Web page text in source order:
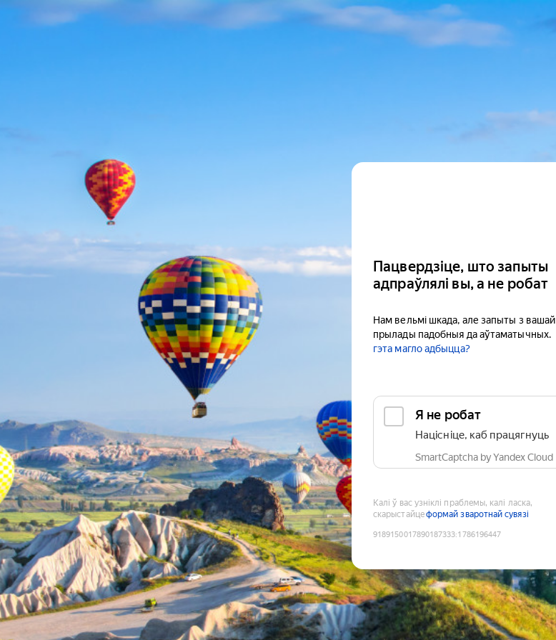
Пацвердзіце, што запыты
адпраўлялі вы, а не робат
Нам вельмі шкада, але запыты з вашай
прылады падобныя да аўтаматычных.
гэта магло адбыцца?
Я не робат
Націсніце, каб працягнуць
SmartCaptcha by Yandex Cloud
Калі ў вас узніклі праблемы, калі ласка,
скарыстайцеформай зваротнай сувязі
9189150017890187333:1786196447